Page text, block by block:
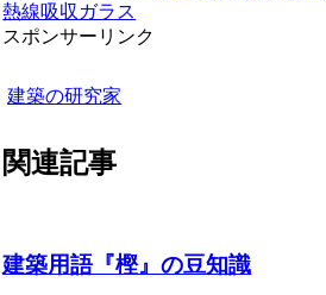
熱線吸収ガラス
スポンサーリンク
建築の研究家
関連記事
建築用語『樫』の豆知識